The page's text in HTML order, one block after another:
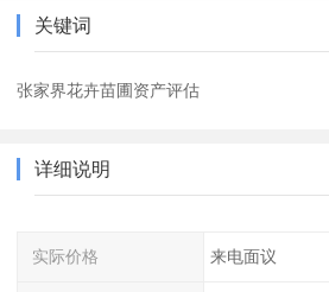
关键词
张家界花卉苗圃资产评估
详细说明
实际价格 来电面议